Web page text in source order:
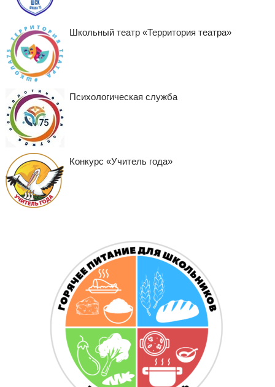
Школьный театр «Территория театра»
Психологическая служба
Конкурс «Учитель года»